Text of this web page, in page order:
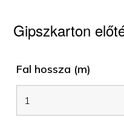
Gipszkarton
Fal hossza (m)